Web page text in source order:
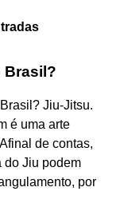
Brasil?
Jiu-Jitsu.
é uma arte
de contas,
do Jiu podem
por